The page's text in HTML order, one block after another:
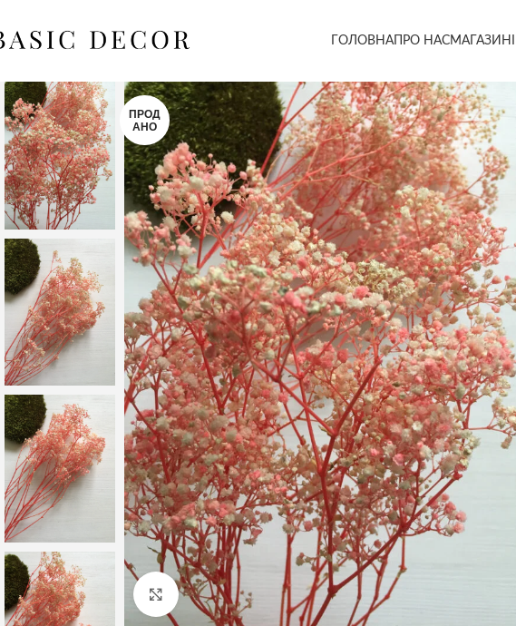
ГОЛОВНАПРО НАСМАГАЗИН
ПРОД
АНО
Клацніть, щоб збільшити